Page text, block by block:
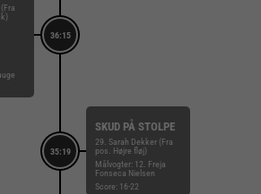
36:15
35:19
SKUD PÅ STOLPE
29. Sarah Dekker (Fra
pos. Højre fløj)
Målvogter: 12. Freja
Fonseca Nielsen
Score: 16-22